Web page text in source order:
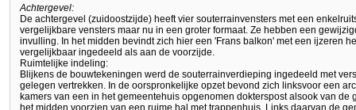
Achtergevel:
De achtergevel (zuidoostzijde) heeft vier souterrainvensters met een
vergelijkbare vensters maar nu in een groter formaat. Ze hebben een
invulling. In het midden bevindt zich hier een 'Frans balkon' met een ijzeren
vergelijkbaar ingedeeld als aan de voorzijde.
Ruimtelijke indeling:
Blijkens de bouwtekeningen werd de souterrainverdieping ingedeeld met
gelegen vertrekken. In de oorspronkelijke opzet bevond zich linksvoor een
kamers van een in het gemeentehuis opgenomen dokterspost alsook van de
het midden voorzien van een ruime hal met trappenhuis. Links daarvan de